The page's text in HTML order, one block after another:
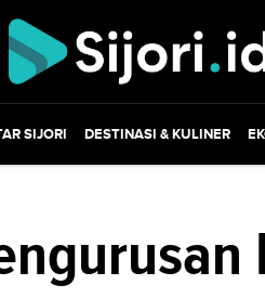
SIJORI DESTINASI & KULINER